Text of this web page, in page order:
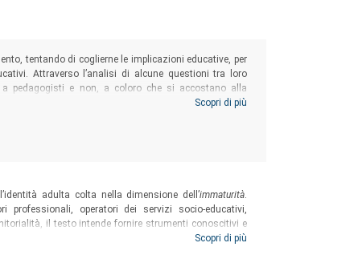
tentando di coglierne le implicazioni educative, per
Attraverso l’analisi di alcune questioni tra loro
pedagogisti e non, a coloro che si accostano alla
persona o attraverso l’esperienza dei congiunti.
Scopri di più
adulta colta nella dimensione dell’immaturità.
professionali, operatori dei servizi socio-educativi,
il testo intende fornire strumenti conoscitivi e
all’identità dei soggetti adulti coinvolti, in grado di
ma, anche e soprattutto, desiderabile.
Scopri di più